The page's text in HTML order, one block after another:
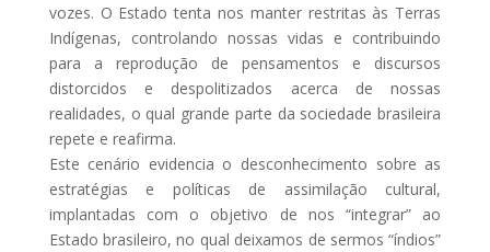
vozes. O Estado tenta nos manter restritas às Terras
Indígenas, controlando nossas vidas e contribuindo
para a reprodução de pensamentos e discursos
distorcidos e despolitizados acerca de nossas
realidades, o qual grande parte da sociedade brasileira
repete e reafirma.
Este cenário evidencia o desconhecimento sobre as
estratégias e políticas de assimilação cultural,
implantadas com o objetivo de nos “integrar” ao
Estado brasileiro, no qual deixamos de sermos “índios”